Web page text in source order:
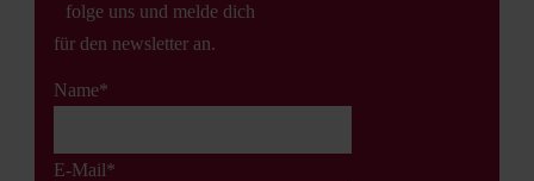
folge uns und melde dich
für den newsletter an.
Name*
E-Mail*